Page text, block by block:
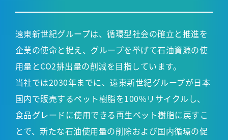
遠東新世紀グループは、循環型社会の確立と推進を
企業の使命と捉え、グループを挙げて石油資源の使
用量とCO2排出量の削減を目指しています。
当社では2030年までに、遠東新世紀グループが日本
国内で販売するペット樹脂を100%リサイクルし、
食品グレードに使用できる再生ペット樹脂に戻すこ
とで、新たな石油使用量の削除および国内循環の促